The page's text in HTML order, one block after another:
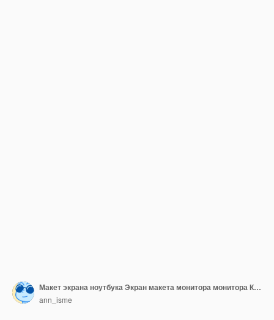
Макет экрана ноутбука Экран макета монитора монитора Креативная концепция идеи
ann_isme